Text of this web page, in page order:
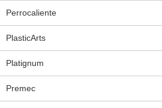
Perrocaliente
PlasticArts
Platignum
Premec